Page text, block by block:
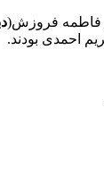
فاطمه فروزش(
احمدی بودند.